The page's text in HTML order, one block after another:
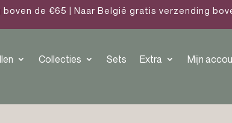
boven de €65 | Naar België gratis verzending
Collecties Sets Extra Mijn